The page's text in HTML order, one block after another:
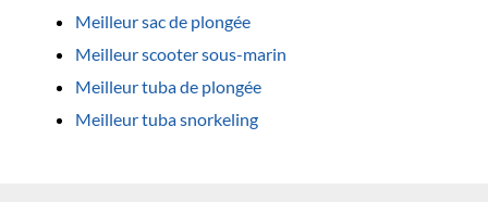
Meilleur sac de plongée
Meilleur scooter sous-marin
Meilleur tuba de plongée
Meilleur tuba snorkeling